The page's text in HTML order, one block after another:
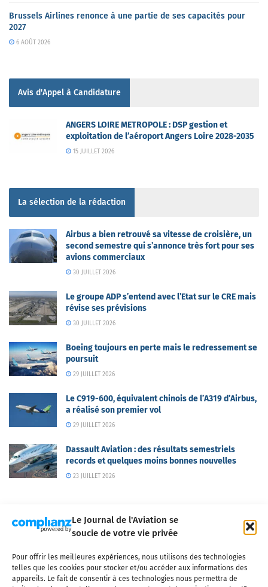
Le Journal de l'Aviation se
soucie de votre vie privée
Pour offrir les meilleures expériences, nous utilisons des technologies
telles que les cookies pour stocker et/ou accéder aux informations des
appareils. Le fait de consentir à ces technologies nous permettra de
Brussels Airlines renonce à une partie de ses capacités pour
2027
6 AOÛT 2026
Avis d'Appel à Candidature
ANGERS LOIRE METROPOLE : DSP gestion et
exploitation de l’aéroport Angers Loire 2028-2035
15 JUILLET 2026
La sélection de la rédaction
Airbus a bien retrouvé sa vitesse de croisière, un
second semestre qui s’annonce très fort pour ses
avions commerciaux
30 JUILLET 2026
Le groupe ADP s’entend avec l’Etat sur le CRE mais
révise ses prévisions
30 JUILLET 2026
Boeing toujours en perte mais le redressement se
poursuit
29 JUILLET 2026
Le C919-600, équivalent chinois de l’A319 d’Airbus,
a réalisé son premier vol
29 JUILLET 2026
Dassault Aviation : des résultats semestriels
records et quelques moins bonnes nouvelles
23 JUILLET 2026
Qui sommes-nous ? Nous contacter
Partenaires
Mentions légales
CGV Politique de confidentialité Cookies